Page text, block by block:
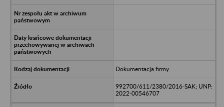
Dokumentacja firmy
992700/611/2380/2016-SAK; UNP:
2022-00546707